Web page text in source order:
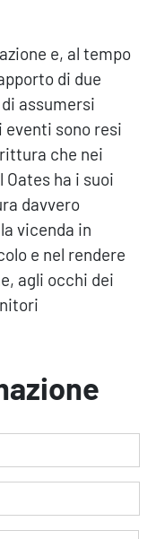
e, al tempo
di due
assumersi
eventi sono resi
che nei
ha i suoi
davvero
vicenda in
e nel rendere
agli occhi dei